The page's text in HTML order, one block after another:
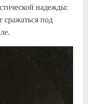
надежды:
сражаться под